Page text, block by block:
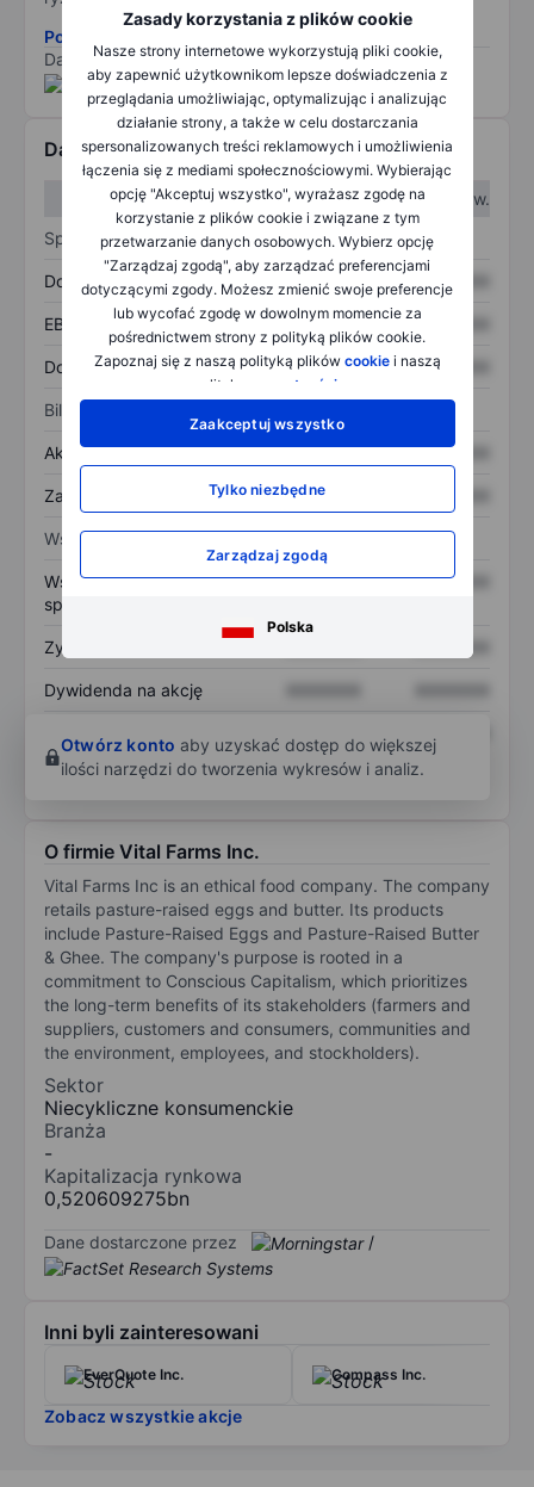
Zasady korzystania z plików cookie
Nasze strony internetowe wykorzystują pliki cookie,
aby zapewnić użytkownikom lepsze doświadczenia z
przeglądania umożliwiając, optymalizując i analizując
działanie strony, a także w celu dostarczania
spersonalizowanych treści reklamowych i umożliwienia
łączenia się z mediami społecznościowymi. Wybierając
opcję "Akceptuj wszystko", wyrażasz zgodę na
korzystanie z plików cookie i związane z tym
przetwarzanie danych osobowych. Wybierz opcję
"Zarządzaj zgodą", aby zarządzać preferencjami
dotyczącymi zgody. Możesz zmienić swoje preferencje
lub wycofać zgodę w dowolnym momencie za
pośrednictwem strony z polityką plików cookie.
Zapoznaj się z naszą polityką plików cookiei naszą
polityką
prywatności
Zaakceptuj wszystko
Tylko niezbędne
Zarządzaj zgodą
Polska
Pobierz metodologię ryzyka ESG.
Dane dostarczone przez
/
Dane finansowe
W I kw.
W II kw.
Sprawozdanie z zysków
Dochód XXXXXXX XXXXXXX
EBITDA XXXXXXX XXXXXXX
Dochód netto XXXXXXX XXXXXXX
Bilans
Aktywa ogółem XXXXXXX XXXXXXX
Zadłużenie ogółem XXXXXXX
Wskaźniki
Współczynnik cena do
sprzedaży
XXXXXXX XXXXXXX
Zysk na akcję
Dywidenda na akcję
własnego
Otwórz konto aby uzyskać dostęp do większej
ilości narzędzi do tworzenia wykresów i analiz.
O firmie Vital Farms Inc.
Vital Farms Inc is an ethical food company. The company
retails pasture-raised eggs and butter. Its products
include Pasture-Raised Eggs and Pasture-Raised Butter
& Ghee. The company's purpose is rooted in a
commitment to Conscious Capitalism, which prioritizes
the long-term benefits of its stakeholders (farmers and
suppliers, customers and consumers, communities and
the environment, employees, and stockholders).
Sektor
Niecykliczne konsumenckie
Branża
-
Kapitalizacja rynkowa
0,520609275bn
Dane dostarczone przez /
Inni byli zainteresowani
EverQuote Inc. Compass Inc.
Zobacz wszystkie akcje